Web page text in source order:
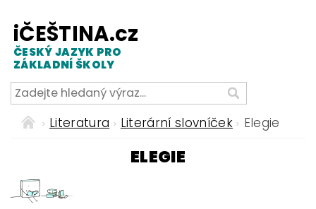
iČEŠTINA.cz
ČESKÝ JAZYK PRO
ZÁKLADNÍ ŠKOLY
Literatura Literární slovníček Elegie
ELEGIE